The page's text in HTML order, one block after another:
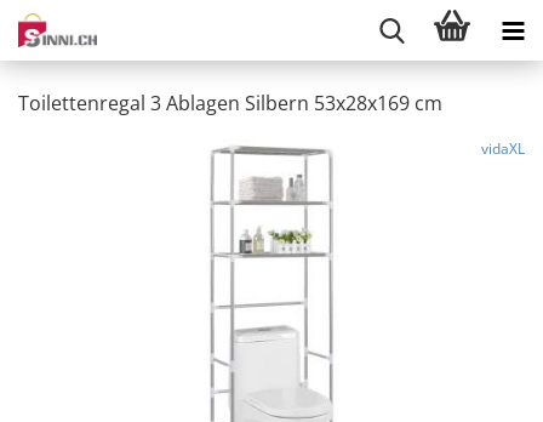
Toilettenregal 3 Ablagen Silbern 53x28x169 cm
vidaXL